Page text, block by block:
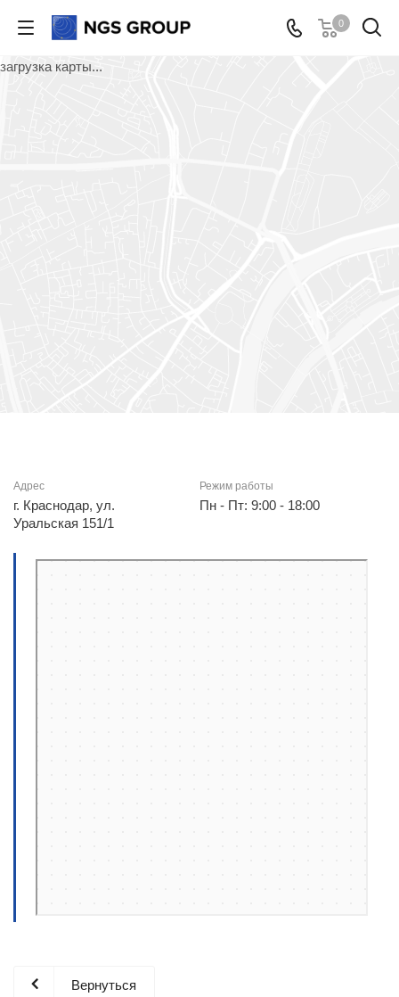
0
загрузка карты...
Адрес
г. Краснодар, ул.
Уральская 151/1
Режим работы
Пн - Пт: 9:00 - 18:00
Вернуться